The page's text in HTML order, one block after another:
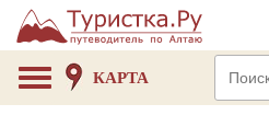
КАРТА